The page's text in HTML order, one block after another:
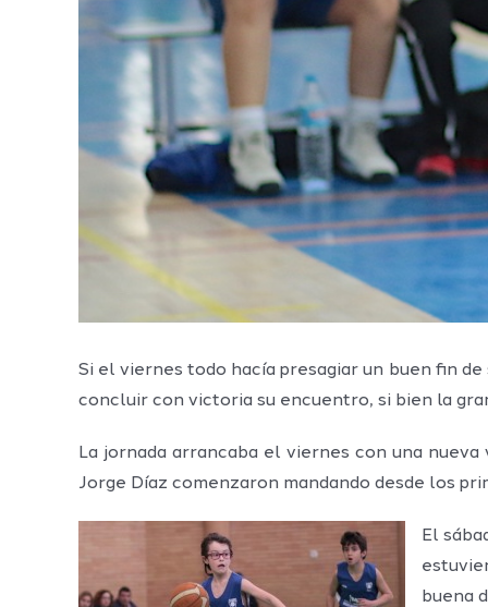
Si el viernes todo hacía presagiar un buen fin
concluir con victoria su encuentro, si bien la
La jornada arrancaba el viernes con una
Jorge Díaz comenzaron mandando desde los
El
buena